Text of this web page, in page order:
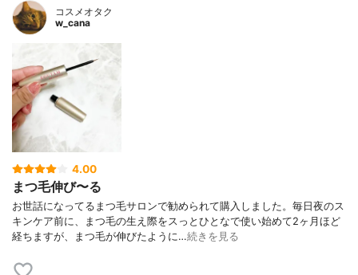
コスメオタク
w_cana
4.00
まつ毛伸び〜る
お世話になってるまつ毛サロンで勧められて購入しました。毎日夜のス
キンケア前に、まつ毛の生え際をスっとひとなで使い始めて2ヶ月ほど
経ちますが、まつ毛が伸びたように…続きを見る